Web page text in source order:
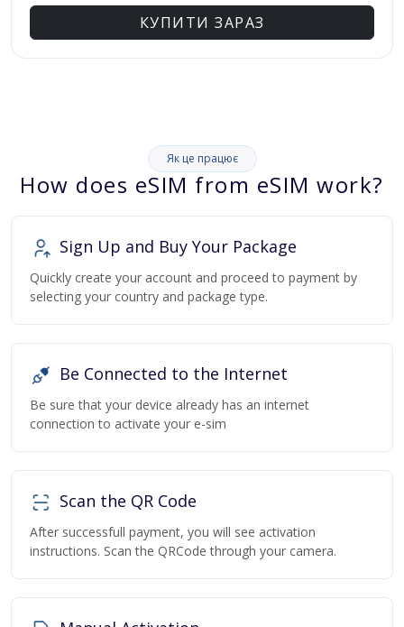
КУПИТИ ЗАРАЗ
Як це працює
How does eSIM from eSIM work?
Sign Up and Buy Your Package
Quickly create your account and proceed to payment by
selecting your country and package type.
Be Connected to the Internet
Be sure that your device already has an internet
connection to activate your e-sim
Scan the QR Code
After successfull payment, you will see activation
instructions. Scan the QRCode through your camera.